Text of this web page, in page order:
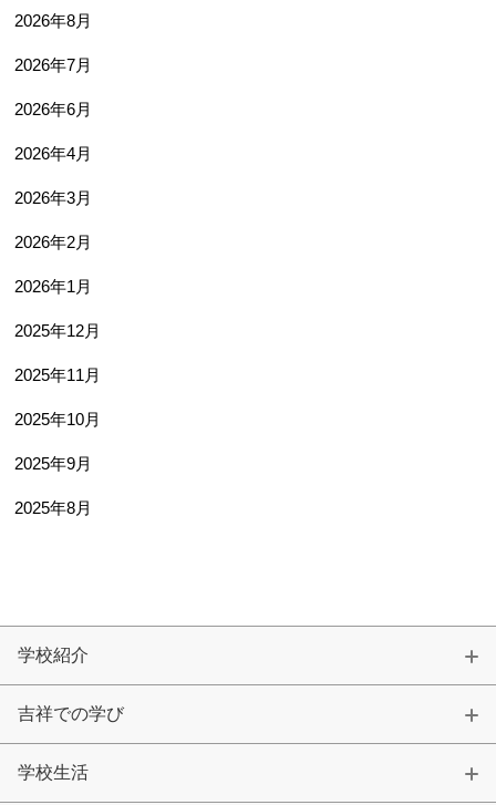
2026年8月
2026年7月
2026年6月
2026年4月
2026年3月
2026年2月
2026年1月
2025年12月
2025年11月
2025年10月
2025年9月
2025年8月
学校紹介
吉祥での学び
学校生活